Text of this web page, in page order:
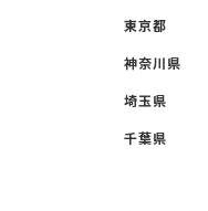
東京都
神奈川県
埼玉県
千葉県